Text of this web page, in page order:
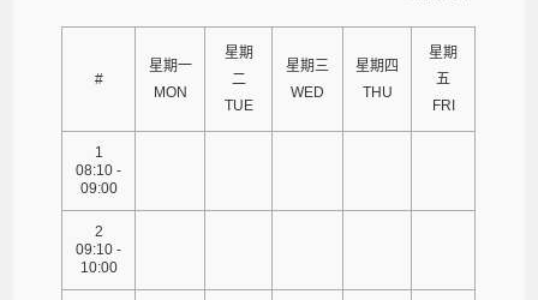
#
星期一
MON
星期
二
TUE
星期三
WED
星期四
THU
星期
五
FRI
1
08:10 -
09:00
2
09:10 -
10:00